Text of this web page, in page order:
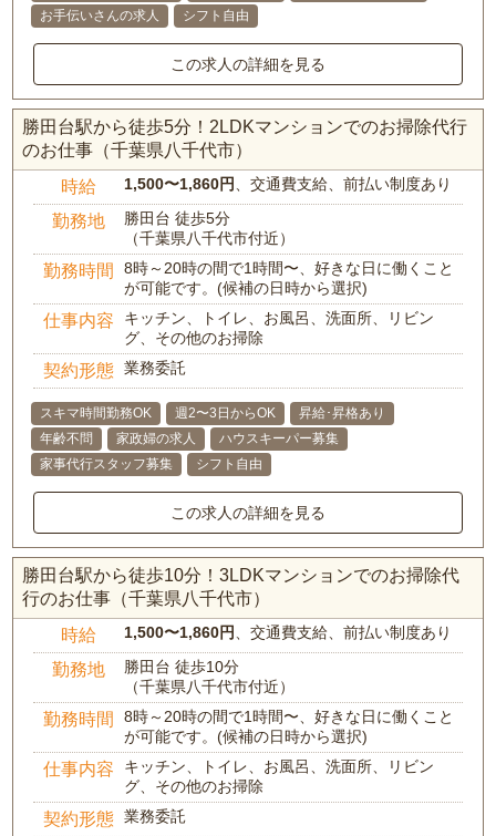
お手伝いさんの求人
シフト自由
この求人の詳細を見る
勝田台駅から徒歩5分！2LDKマンションでのお掃除代行
のお仕事（千葉県八千代市）
時給 1,500〜1,860円、交通費支給、前払い制度あり
勤務地
勝田台 徒歩5分
（千葉県八千代市付近）
勤務時間
8時～20時の間で1時間〜、好きな日に働くこと
が可能です。(候補の日時から選択)
仕事内容
キッチン、トイレ、お風呂、洗面所、リビン
グ、その他のお掃除
契約形態 業務委託
スキマ時間勤務OK 週2〜3日からOK
昇給･昇格あり
年齢不問
家政婦の求人
ハウスキーパー募集
家事代行スタッフ募集
シフト自由
この求人の詳細を見る
勝田台駅から徒歩10分！3LDKマンションでのお掃除代
行のお仕事（千葉県八千代市）
時給 1,500〜1,860円、交通費支給、前払い制度あり
勤務地
勝田台 徒歩10分
（千葉県八千代市付近）
勤務時間
8時～20時の間で1時間〜、好きな日に働くこと
が可能です。(候補の日時から選択)
仕事内容
キッチン、トイレ、お風呂、洗面所、リビン
グ、その他のお掃除
契約形態 業務委託